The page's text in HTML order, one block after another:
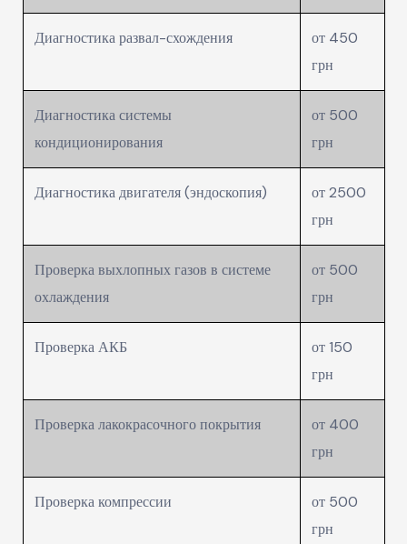
Диагностика развал-схождения
от 450
грн
Диагностика системы
кондиционирования
от 500
грн
Диагностика двигателя (эндоскопия)
от 2500
грн
Проверка выхлопных газов в системе
охлаждения
от 500
грн
Проверка АКБ
от 150
грн
Проверка лакокрасочного покрытия
от 400
грн
Проверка компрессии
от 500
грн